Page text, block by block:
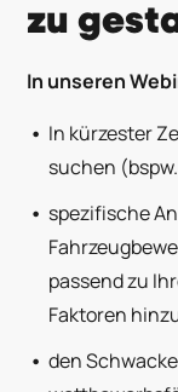
zu
In unseren
In kürzester
suchen
spezifische
passend zu
Faktoren
den